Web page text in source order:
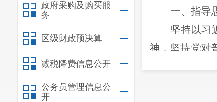
政府采购及购买服
务
区级财政预决算
减税降费信息公开
公务员管理信息公
开
一、指导
坚持以习
神，坚持党对